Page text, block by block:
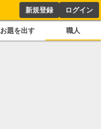
新規登録 ログイン
お題を出す 職人